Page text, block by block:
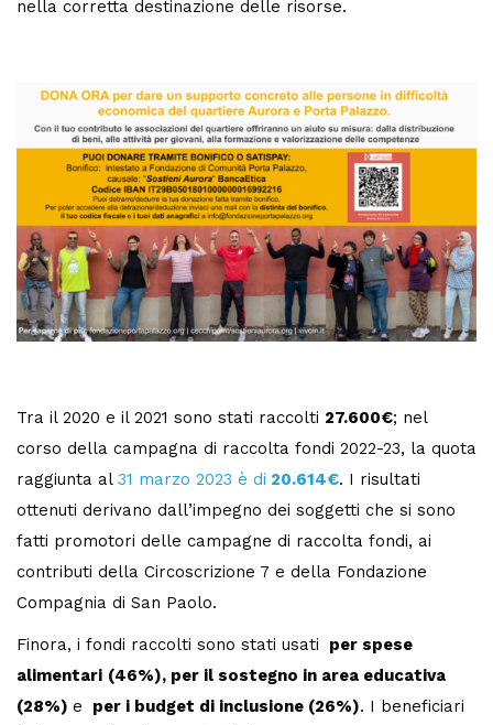
nella corretta destinazione delle risorse.
Tra il 2020 e il 2021 sono stati raccolti 27.600€; nel
corso della campagna di raccolta fondi 2022-23, la quota
raggiunta al 31 marzo 2023 è di 20.614€. I risultati
ottenuti derivano dall’impegno dei soggetti che si sono
fatti promotori delle campagne di raccolta fondi, ai
contributi della Circoscrizione 7 e della Fondazione
Compagnia di San Paolo.
Finora, i fondi raccolti sono stati usati
per spese
alimentari (46%), per il sostegno in area educativa
(28%) e per i budget di inclusione (26%). I beneficiari